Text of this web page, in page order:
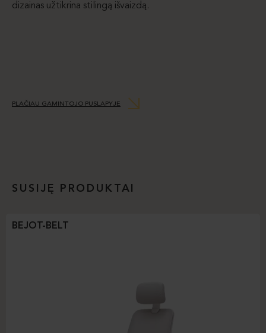
dizainas užtikrina stilingą išvaizdą.
PLAČIAU GAMINTOJO PUSLAPYJE
SUSIJĘ PRODUKTAI
BEJOT-BELT